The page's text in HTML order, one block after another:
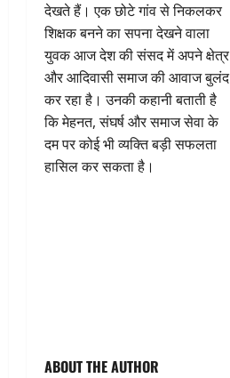
देखते हैं। एक छोटे गांव से निकलकर
शिक्षक बनने का सपना देखने वाला
युवक आज देश की संसद में अपने क्षेत्र
और आदिवासी समाज की आवाज बुलंद
कर रहा है। उनकी कहानी बताती है
कि मेहनत, संघर्ष और समाज सेवा के
दम पर कोई भी व्यक्ति बड़ी सफलता
हासिल कर सकता है।
ABOUT THE AUTHOR